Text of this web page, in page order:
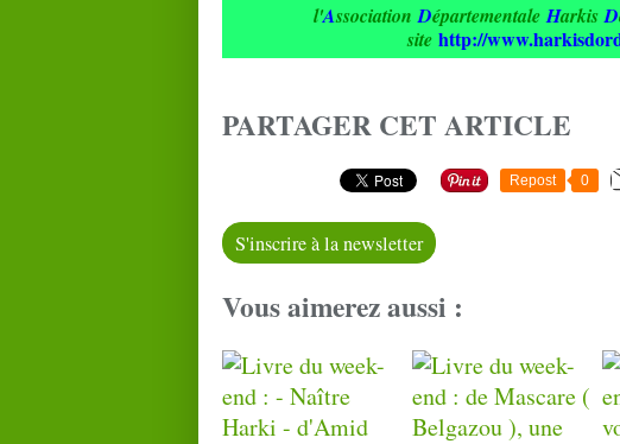
l'AssociationDépartementaleHarkisD
site http://
PARTAGER CET ARTICLE
Repost 0
S'inscrire à la newsletter
Vous aimerez aussi :